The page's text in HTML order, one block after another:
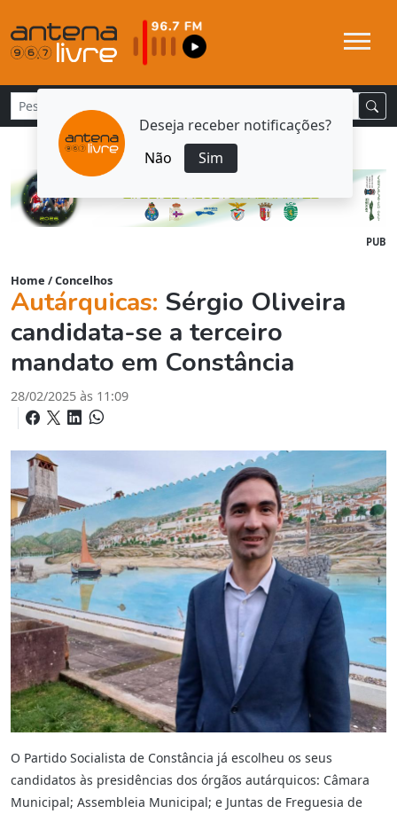
Deseja receber notificações?
Não
Sim
PUB
Home /Concelhos
Autárquicas: Sérgio Oliveira
candidata-se a terceiro
mandato em Constância
28/02/2025 às 11:09
O Partido Socialista de Constância já escolheu os seus
candidatos às presidências dos órgãos autárquicos: Câmara
Municipal; Assembleia Municipal; e Juntas de Freguesia de